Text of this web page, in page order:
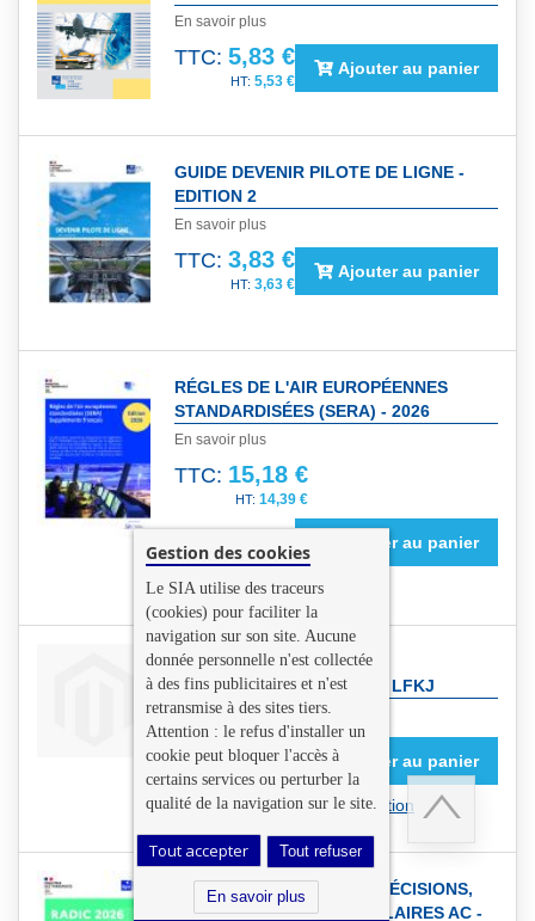
En savoir plus
TTC: 5,83 €
5,53 €
Ajouter au panier
GUIDE DEVENIR PILOTE DE LIGNE -
EDITION 2
En savoir plus
TTC: 3,83 €
3,63 €
Ajouter au panier
RÉGLES DE L'AIR EUROPÉENNES
STANDARDISÉES (SERA) - 2026
En savoir plus
TTC: 15,18 €
14,39 €
Ajouter au panier
NOUVELLE EDITION 2026
DONNÉES DE TERRAIN ET
D'OBSTACLES D'AJACCIO LFKJ
En savoir plus
TTC: 0,00 €
0,00 €
Ajouter au panier
Produit sous licence d'utilisation
RECUEIL DES ARRÊTÉS, DÉCISIONS,
INSTRUCTIONS ET CIRCULAIRES AC -
en
haut
Gestion des cookies
Le SIA utilise des traceurs
(cookies) pour faciliter la
navigation sur son site. Aucune
donnée personnelle n'est collectée
à des fins publicitaires et n'est
retransmise à des sites tiers.
Attention : le refus d'installer un
cookie peut bloquer l'accès à
certains services ou perturber la
qualité de la navigation sur le site.
Tout accepter Tout refuser
En savoir plus